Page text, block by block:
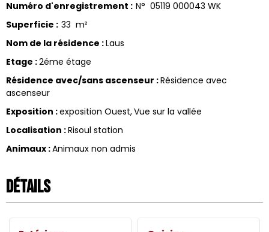
Numéro d'enregistrement : N° 05119 000043 WK
Superficie : 33 m²
Nom de la résidence :Laus
Etage :2éme étage
Résidence avec/sans ascenseur :Résidence avec
ascenseur
Exposition :exposition Ouest Vue sur la vallée
Localisation :Risoul station
Animaux :Animaux non admis
Détails